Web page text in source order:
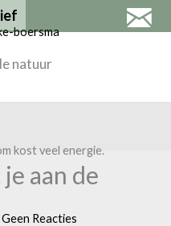
natuur
aan de
Geen Reacties